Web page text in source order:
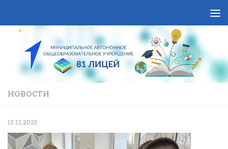
НОВОСТИ
15.12.2025